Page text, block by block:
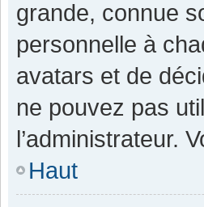
grande, connue
personnelle à
avatars et de
ne pouvez pas
l’administrateur.
Haut